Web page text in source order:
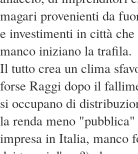
magari provenienti da
e investimenti in città
manco iniziano la trafila.
Il tutto crea un clima
forse Raggi dopo il
si occupano di
la renda meno
impresa in Italia, manco